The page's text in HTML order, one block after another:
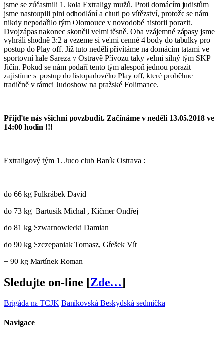
jsme se zúčastnili 1. kola Extraligy mužů. Proti domácím judistům
jsme nastoupili plni odhodlání a chuti po vítězství, protože se nám
nikdy nepodařilo tým Olomouce v novodobé historii porazit.
Dvojzápas nakonec skončil velmi těsně. Oba vzájemné zápasy jsme
vyhráli shodně 3:2 a vezeme si velmi cenné 4 body do tabulky pro
postup do Play off. Již tuto neděli přivítáme na domácím tatami ve
sportovní hale Sareza v Ostravě Přívozu taky velmi silný tým SKP
Jičín. Pokud se nám podaří tento tým alespoň jednou porazit
zajistíme si postup do listopadového Play off, které proběhne
tradičně v rámci Judoshow na pražské Folimance.
Přijďte nás všichni povzbudit. Začínáme v neděli 13.05.2018 ve
14:00 hodin !!!
Extraligový tým 1. Judo club Baník Ostrava :
do 66 kg Pulkrábek David
do 73 kg Bartusik Michal , Kičmer Ondřej
do 81 kg Szwarnowiecki Damian
do 90 kg Szczepaniak Tomasz, Gřešek Vít
+ 90 kg Martínek Roman
Sledujte on-line [Zde…]
Brigáda na TCJK Baníkovská Beskydská sedmička
Navigace